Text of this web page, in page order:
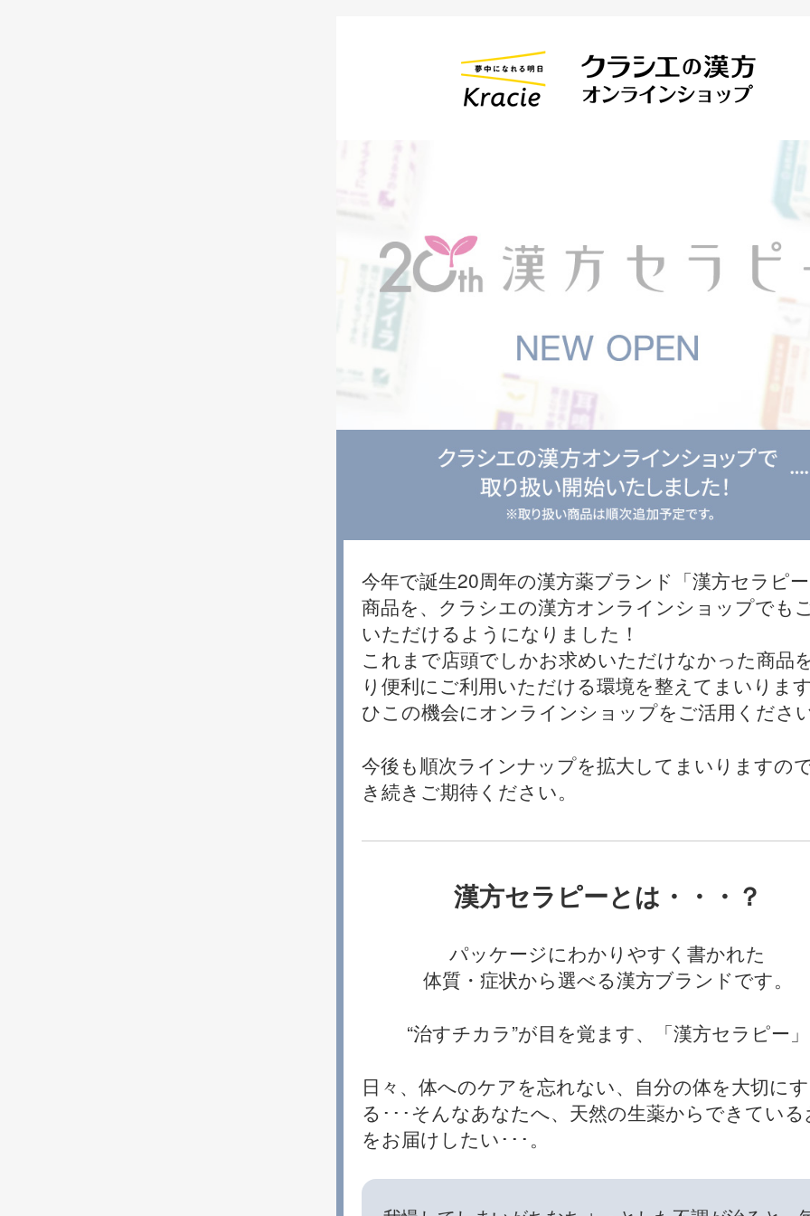
今年で誕生20周年の漢方薬ブランド「漢方セラピ
商品を、クラシエの漢方オンラインショップでも
いただけるようになりました！
これまで店頭でしかお求めいただけなかった商品
り便利にご利用いただける環境を整えてまいりま
ひこの機会にオンラインショップをご活用くださ
今後も順次ラインナップを拡大してまいりますの
き続きご期待ください。
漢方セラピーとは・・・？
パッケージにわかりやすく書かれた
体質・症状から選べる漢方ブランドです。
“治すチカラ”が目を覚ます、「漢方セラピー」
日々、体へのケアを忘れない、自分の体を大切にす
る･･･そんなあなたへ、天然の生薬からできてい
をお届けしたい･･･。